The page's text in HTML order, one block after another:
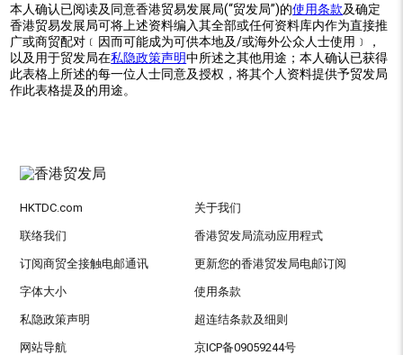
本人确认已阅读及同意香港贸易发展局(“贸发局”)的使用条款及确定
香港贸易发展局可将上述资料编入其全部或任何资料库内作为直接推
广或商贸配对﹝因而可能成为可供本地及/或海外公众人士使用﹞，
以及用于贸发局在私隐政策声明中所述之其他用途；本人确认已获得
此表格上所述的每一位人士同意及授权，将其个人资料提供予贸发局
作此表格提及的用途。
HKTDC.com 关于我们
联络我们 香港贸发局流动应用程式
订阅商贸全接触电邮通讯 更新您的香港贸发局电邮订阅
字体大小 使用条款
私隐政策声明 超连结条款及细则
网站导航 京ICP备09059244号